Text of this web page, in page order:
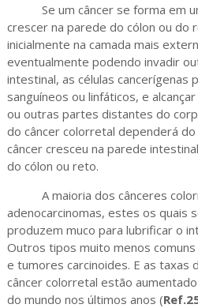
Se um câncer se forma em
crescer na parede do cólon ou do
inicialmente na camada mais
eventualmente podendo invadir
intestinal, as células cancerígenas
sanguíneos ou linfáticos, e
ou outras partes distantes do
do câncer colorretal dependerá
câncer cresceu na parede
do cólon ou reto.
A maioria dos cânceres
adenocarcinomas, estes os quais
produzem muco para lubrificar o
Outros tipos muito menos
e tumores carcinoides. E as taxas
câncer colorretal estão
do mundo nos últimos anos (